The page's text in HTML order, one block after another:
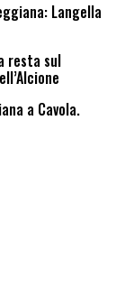
Langella
resta sul
a Cavola.